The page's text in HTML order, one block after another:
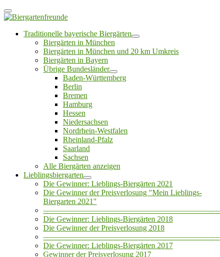
Traditionelle bayerische Biergärten
Biergärten in München
Biergärten in München und 20 km Umkreis
Biergärten in Bayern
Übrige Bundesländer
Baden-Württemberg
Berlin
Bremen
Hamburg
Hessen
Niedersachsen
Nordrhein-Westfalen
Rheinland-Pfalz
Saarland
Sachsen
Alle Biergärten anzeigen
Lieblingsbiergarten
Die Gewinner: Lieblings-Biergärten 2021
Die Gewinner der Preisverlosung "Mein Lieblings-
Biergarten 2021"
Die Gewinner: Lieblings-Biergärten 2018
Die Gewinner der Preisverlosung 2018
Die Gewinner: Lieblings-Biergärten 2017
Gewinner der Preisverlosung 2017